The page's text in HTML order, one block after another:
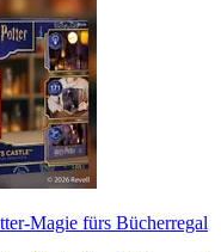
Magie fürs Bücherregal